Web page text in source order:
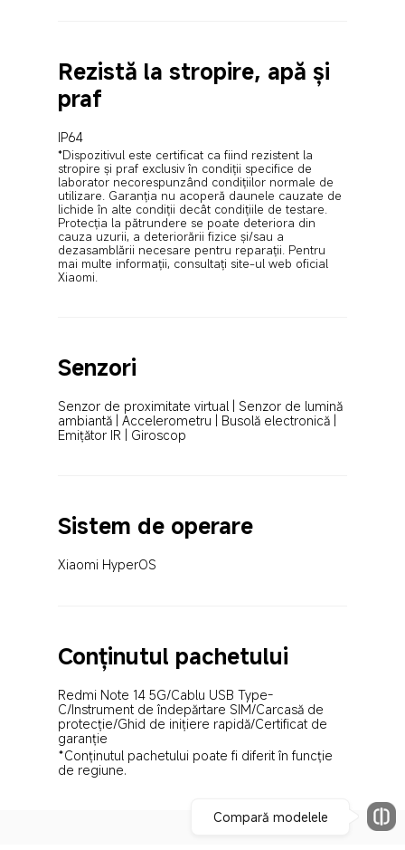
Rezistă la stropire, apă și
praf
IP64
*Dispozitivul este certificat ca fiind rezistent la
stropire şi praf exclusiv în condiții specifice de
laborator necorespunzând condițiilor normale de
utilizare. Garanția nu acoperă daunele cauzate de
lichide în alte condiții decât condițiile de testare.
Protecția la pătrundere se poate deteriora din
cauza uzurii, a deteriorării fizice și/sau a
dezasamblării necesare pentru reparații. Pentru
mai multe informații, consultați site-ul web oficial
Xiaomi.
Senzori
Senzor de proximitate virtual | Senzor de lumină
ambiantă | Accelerometru | Busolă electronică |
Emițător IR | Giroscop
Sistem de operare
Xiaomi HyperOS
Conținutul pachetului
Redmi Note 14 5G/Cablu USB Type-
C/Instrument de îndepărtare SIM/Carcasă de
protecție/Ghid de inițiere rapidă/Certificat de
garanție
*Conținutul pachetului poate fi diferit în funcție
de regiune.
Compară modelele